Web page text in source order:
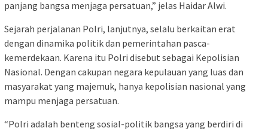
panjang bangsa menjaga persatuan,” jelas Haidar Alwi.
Sejarah perjalanan Polri, lanjutnya, selalu berkaitan erat
dengan dinamika politik dan pemerintahan pasca-
kemerdekaan. Karena itu Polri disebut sebagai Kepolisian
Nasional. Dengan cakupan negara kepulauan yang luas dan
masyarakat yang majemuk, hanya kepolisian nasional yang
mampu menjaga persatuan.
“Polri adalah benteng sosial-politik bangsa yang berdiri di